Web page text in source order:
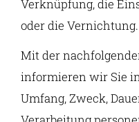
Verknüpfung, die
oder die Vernichtung.
Mit der
informieren wir Sie
Umfang, Zweck,